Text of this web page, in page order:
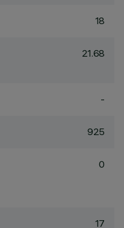
18
21.68
-
925
0
17